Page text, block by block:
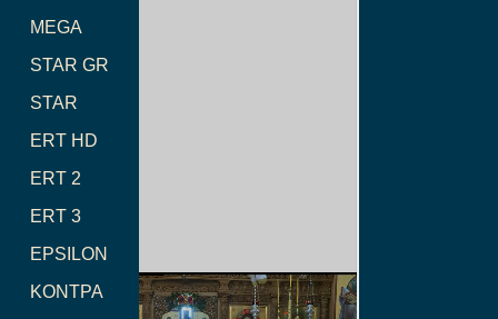
MEGA
STAR GR
STAR
ERT HD
ERT 2
ERT 3
EPSILON
ΚΟΝΤΡΑ